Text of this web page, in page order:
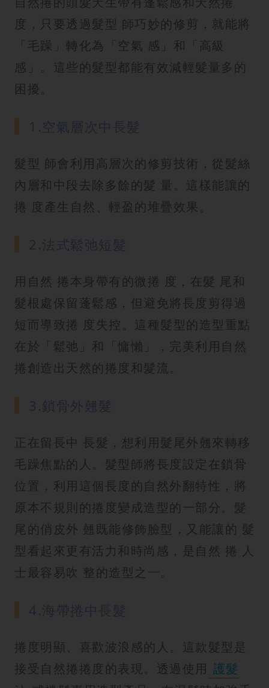
度，只要透過髮型 師巧妙的修剪，就能將
「毛躁」轉化為「空氣 感」和「高級
感」。這些的髮型都能有效減輕髮量多的
困擾。
髮型 師會利用高層次的修剪技術，從髮絲
內層和中段去除多餘的髮 量。這樣能讓的
捲 度產生自然、輕盈的堆疊效果。
用自然 捲本身帶有的微捲 度，在髮 尾和
髮根處保留蓬鬆感，但避免將長度剪得過
短而導致捲 度失控。這種髮型的造型重點
在於「鬆弛」和「慵懶」，完美利用自然
捲創造出天然的捲度和髮流。
正在留長中 長髮，想利用髮尾外翹來轉移
毛躁焦點的人。髮型師將長度設定在鎖骨
位置，利用這個長度的自然外翻特性，將
原本不規則的捲度變成造型的一部分。髮
尾的俏皮外 翹既能修飾臉型，又能讓的 髮
型看起來更有活力和時尚感，是自然 捲 人
士最容易吹 整的造型之一。
捲度明顯、喜歡波浪感的人。這款髮型是
接受自然捲捲度的表現。透過使用 護髮